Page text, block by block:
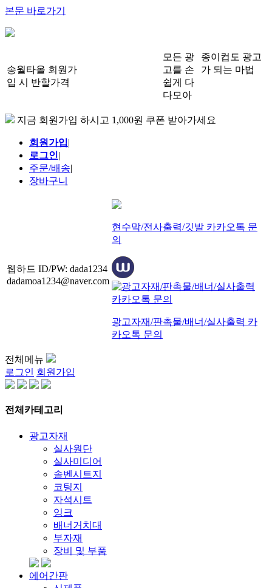
본문 바로가기
송월타올 회원가
입 시 반할가격
모든 광
고를 손
쉽게 다
다모아
종이컵도 광고
가 되는 마법
지금 회원가입 하시고 1,000원 쿠폰 받아가세요
회원가입|
로그인|
주문/배송|
장바구니
웹하드 ID/PW: dada1234
dadamoa1234@naver.com
현수막/전사출력/깃발 카카오톡 문
의
광고자재/판촉물/배너/실사출력 카
카오톡 문의
전체메뉴
로그인 회원가입
전체카테고리
광고자재
실사원단
실사미디어
솔벤시트지
코팅지
자석시트
잉크
배너거치대
부자재
장비 및 부품
에어간판